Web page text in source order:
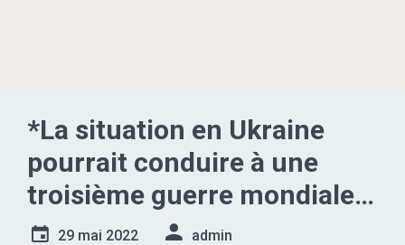
*La situation en Ukraine
pourrait conduire à une
troisième guerre mondiale,
a déclaré Donald Trump*
29 mai 2022 admin